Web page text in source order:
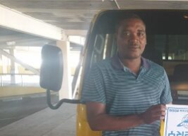
ト
ラ
ッ
と
は？
徴・